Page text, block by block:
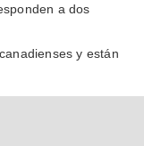
a dos
y están